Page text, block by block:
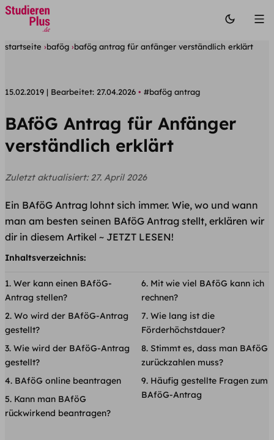
startseite bafög bafög antrag für anfänger verständlich erklärt
15.02.2019 Bearbeitet: 27.04.2026 #bafög antrag
BAföG Antrag für Anfänger
verständlich erklärt
Zuletzt aktualisiert: 27. April 2026
Ein BAföG Antrag lohnt sich immer. Wie, wo und wann
man am besten seinen BAföG Antrag stellt, erklären wir
dir in diesem Artikel ~ JETZT LESEN!
Inhaltsverzeichnis:
Wer kann einen BAföG-
Antrag stellen?
Wo wird der BAföG-Antrag
gestellt?
Wie wird der BAföG-Antrag
gestellt?
BAföG online beantragen
Kann man BAföG
rückwirkend beantragen?
Mit wie viel BAföG kann ich
rechnen?
Wie lang ist die
Förderhöchstdauer?
Stimmt es, dass man BAföG
zurückzahlen muss?
Häufig gestellte Fragen zum
BAföG-Antrag